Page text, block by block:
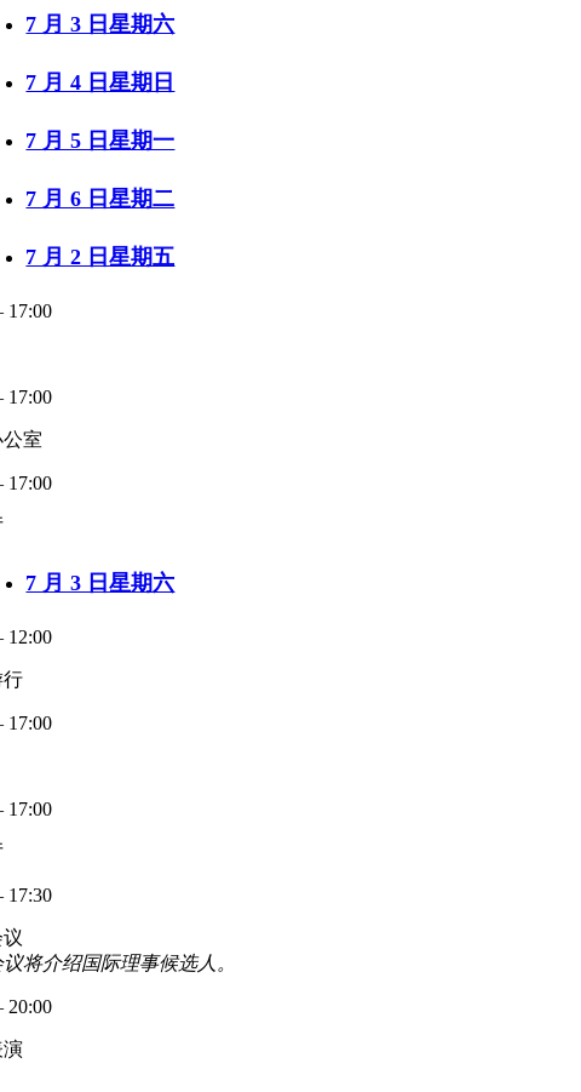
7 月 3 日星期六
7 月 4 日星期日
7 月 5 日星期一
7 月 6 日星期二
7 月 2 日星期五
17:00
17:00
室
17:00
7 月 3 日星期六
12:00
行
17:00
17:00
17:30
将介绍国际理事候选人。
20:00
演